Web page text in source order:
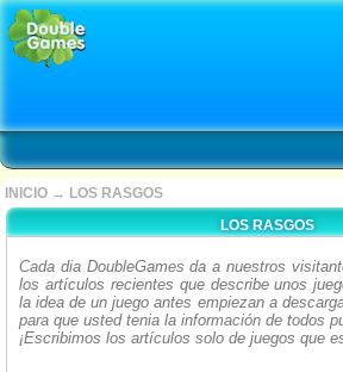
INICIO → LOS RASGOS
LOS RASGOS
Cada dia DoubleGames da a nuestros
los artículos recientes que describe unos
la idea de un juego antes empiezan a
para que usted tenia la información de todos
¡Escribimos los artículos solo de juegos que